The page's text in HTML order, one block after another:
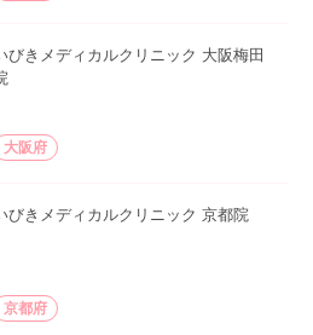
びきメディカルクリニック 大阪梅田
大阪府
びきメディカルクリニック 京都院
京都府